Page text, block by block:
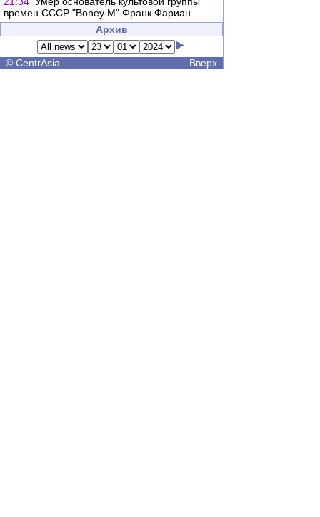
времен СССР "Boney M" Франк Фариан
Архив
© CentrAsia Вверх